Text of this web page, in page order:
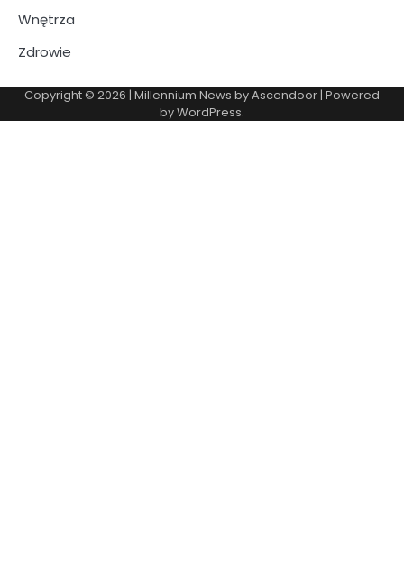
Wnętrza
Zdrowie
Copyright © 2026 | Millennium News byAscendoor| Powered
byWordPress.